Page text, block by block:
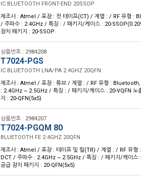
IC BLUETOOTH FRONT-END 20SSOP
제조사 : Atmel / 포장 : 컷 테이프(CT) / 계열 : / RF 유형 :
/ 주파수 : 2.4GHz / 특징 : / 패키지/케이스 : 20-
장치 패키지 : 20-SSOP
상품번호 : 2984208
T7024-PGS
IC BLUETOOTH LNA/PA 2.4GHZ 20QFN
제조사 : Atmel / 포장 : 튜브 / 계열 : / RF 유형 :
: 2.4GHz ~ 2.5GHz / 특징 : / 패키지/케이스 : 20-VQFN 노
지 : 20-QFN(5x5)
상품번호 : 2984207
T7024-PGQM 80
BLUETOOTH FE 2.4GHZ 20QFN
제조사 : Atmel / 포장 : 테이프 및 릴(TR) / 계열 : / RF 유
DCT / 주파수 : 2.4GHz ~ 2.5GHz / 특징 : / 패키지/케이스
공급 장치 패키지 : 20-QFN(5x5)